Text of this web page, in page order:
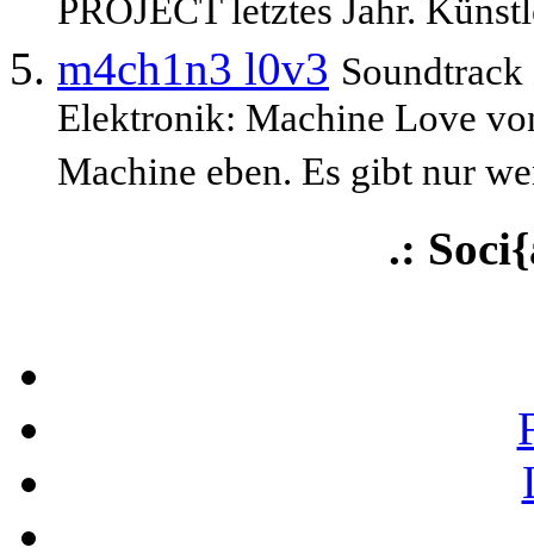
PROJECT letztes Jahr.
m4ch1n3 l0v3
Elektronik: Machine Love
Machine eben. Es gibt nur
.: